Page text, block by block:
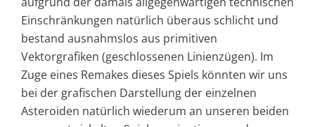
Einschränkungen natürlich überaus schlicht und
bestand ausnahmslos aus primitiven
Vektorgrafiken (geschlossenen Linienzügen). Im
Zuge eines Remakes dieses Spiels könnten wir uns
bei der grafischen Darstellung der einzelnen
Asteroiden natürlich wiederum an unseren beiden